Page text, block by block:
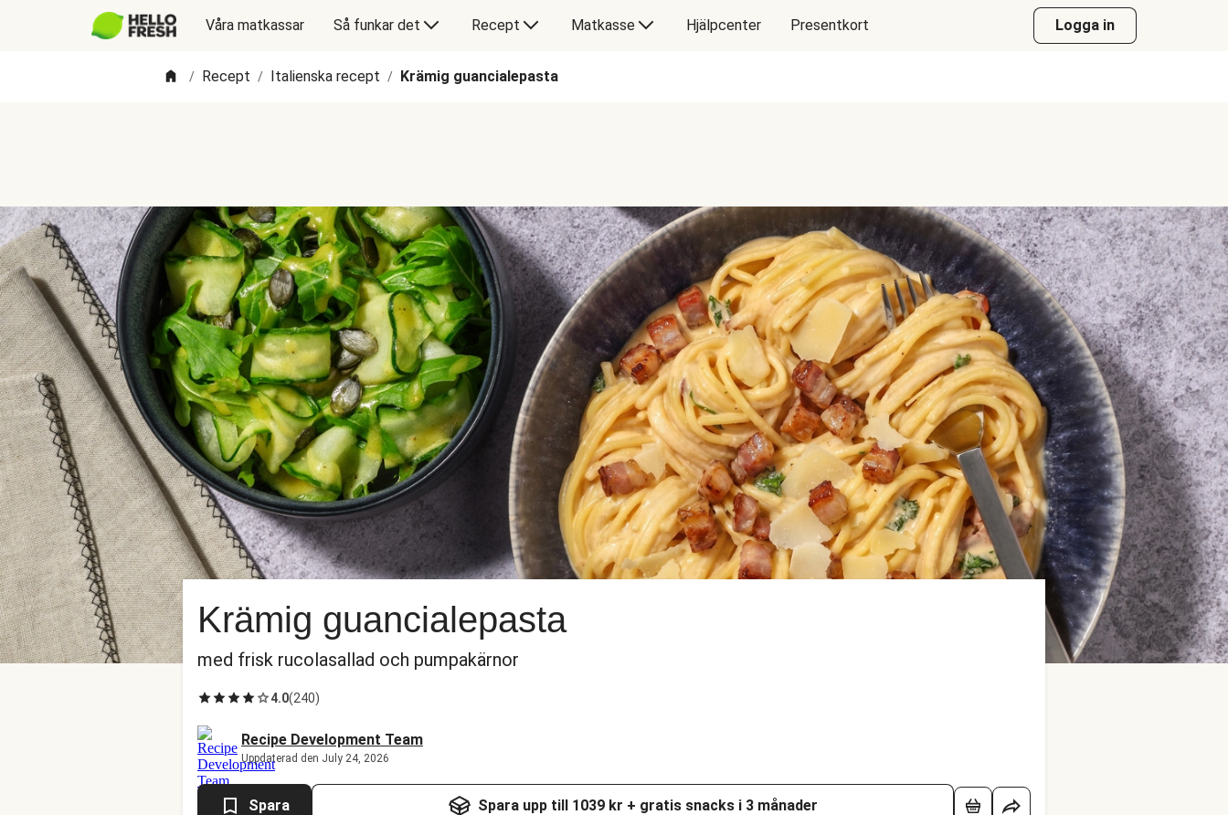
Våra matkassar Så funkar det Recept Matkasse Hjälpcenter Presentkort Logga in
/ Recept / Italienska recept / Krämig guancialepasta
Krämig guancialepasta
med frisk rucolasallad och pumpakärnor
4.0(240)
Recipe Development Team
Uppdaterad den July 24, 2026
Spara Spara upp till 1039 kr + gratis snacks i 3 månader